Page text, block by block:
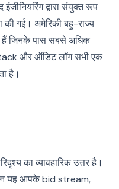
द्वारा संयुक्त रूप
की गई। अमेरिकी बहु-राज्य
हैं जिनके पास सबसे अधिक
और ऑडिट लॉग सभी एक
है।
का व्यावहारिक उत्तर है।
यह आपके bid stream,